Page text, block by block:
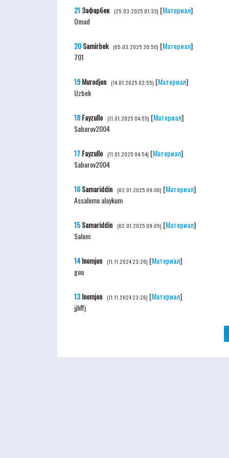
21 Зафарбек (25.03.2025 01:33) [Материал]
Omad
20Samirbek (05.03.2025 20:50) [Материал]
701
19Murodjon (14.01.2025 02:55) [Материал]
Uzbek
18Fayzullo (11.01.2025 04:55) [Материал]
Saburov2004
17Fayzullo (11.01.2025 04:54) [Материал]
Saburov2004
16Samariddin (02.01.2025 09:06) [Материал]
Assalomu alaykum
15Samariddin (02.01.2025 09:05) [Материал]
Salom
14Inomjon (11.11.2024 23:26) [Материал]
guu
13Inomjon (11.11.2024 23:26) [Материал]
jjhffj